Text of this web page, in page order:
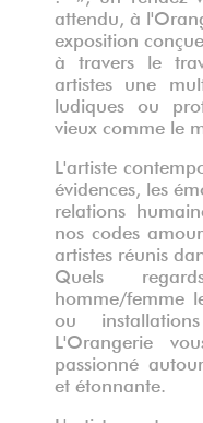
attendu, à
exposition
à travers le
artistes une
ludiques ou
vieux comme le
L'artiste
évidences, les
relations
nos codes
artistes réunis
Quels
homme/femme
ou
L'Orangerie
passionné
et étonnante.